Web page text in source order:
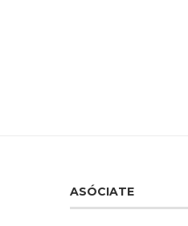
ASÓCIATE